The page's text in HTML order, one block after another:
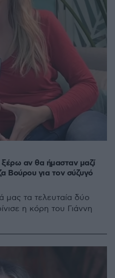
ξέρω αν θα ήμασταν μαζί
Βούρου για τον σύζυγό
μας τα τελευταία δύο
η κόρη του Γιάννη